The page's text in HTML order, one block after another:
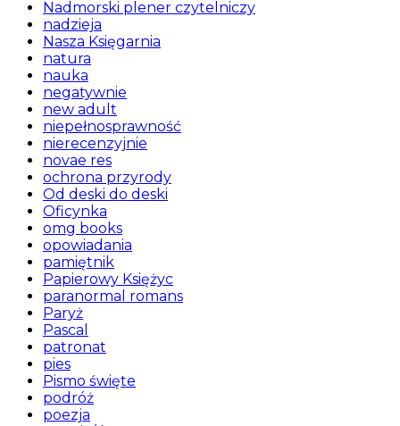
Nadmorski plener czytelniczy
nadzieja
Nasza Księgarnia
natura
nauka
negatywnie
new adult
niepełnosprawność
nierecenzyjnie
novae res
ochrona przyrody
Od deski do deski
Oficynka
omg books
opowiadania
pamiętnik
Papierowy Księżyc
paranormal romans
Paryż
Pascal
patronat
pies
Pismo święte
podróż
poezja